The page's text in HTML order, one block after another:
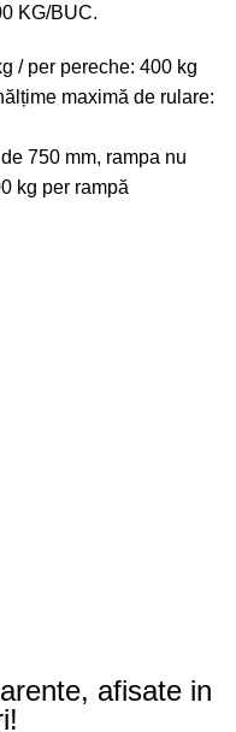
KG/BUC.
/ per pereche: 400 kg
maximă de rulare:
750 mm, rampa nu
kg per rampă
afisate in